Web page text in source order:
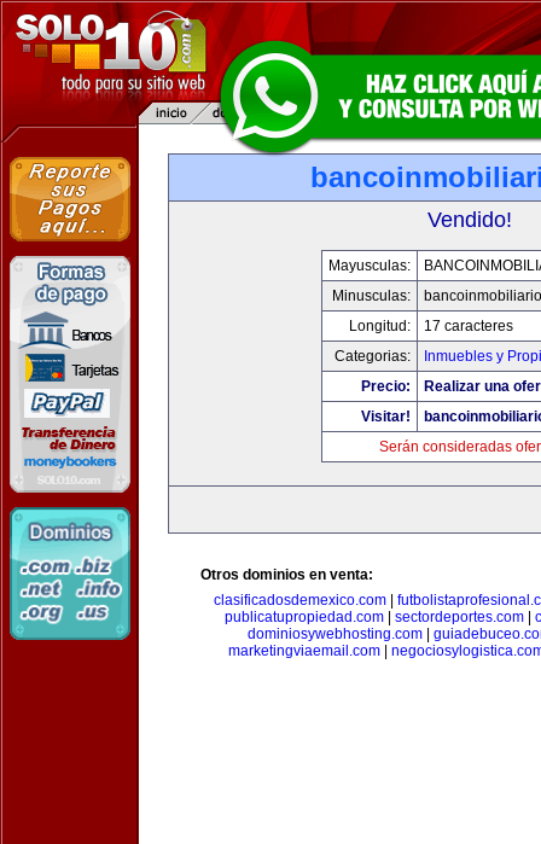
Vendido!
Mayusculas:
Minusculas:
Longitud:
17 caracteres
Categorias:
Inmuebles y
Precio:
Realizar una
Visitar!
Serán consideradas
Otros dominios en venta:
clasificadosdemexico.com|
publicatupropiedad.com
sectordeportes.com
dominiosywebhosting.com|
marketingviaemail.com|